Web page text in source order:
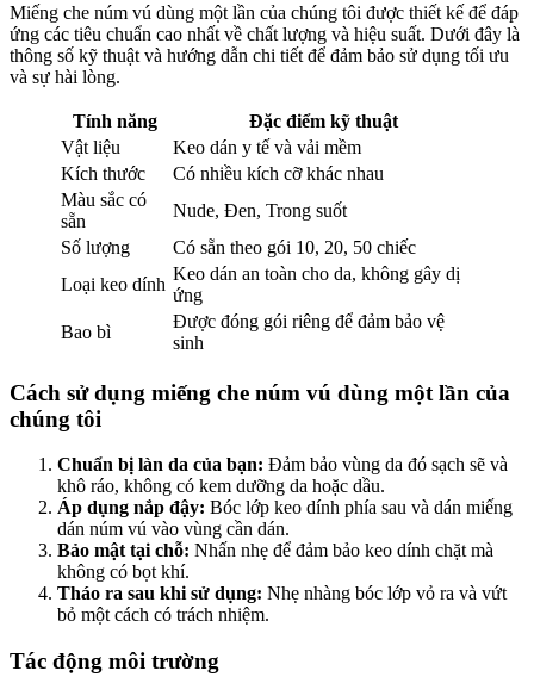
Miếng che núm vú dùng một lần của chúng tôi được thiết kế để đáp
ứng các tiêu chuẩn cao nhất về chất lượng và hiệu suất. Dưới đây là
thông số kỹ thuật và hướng dẫn chi tiết để đảm bảo sử dụng tối ưu
và sự hài lòng.
Tính năng
Đặc điểm kỹ thuật
Vật liệu
Keo dán y tế và vải mềm
Kích thước
Có nhiều kích cỡ khác nhau
Màu sắc có
sẵn
Nude, Đen, Trong suốt
Số lượng
Có sẵn theo gói 10, 20, 50 chiếc
Loại keo dính
Keo dán an toàn cho da, không gây dị
ứng
Bao bì
Được đóng gói riêng để đảm bảo vệ
sinh
Cách sử dụng miếng che núm vú dùng một lần của
chúng tôi
Chuẩn bị làn da của bạn: Đảm bảo vùng da đó sạch sẽ và
khô ráo, không có kem dưỡng da hoặc dầu.
Áp dụng nắp đậy: Bóc lớp keo dính phía sau và dán miếng
dán núm vú vào vùng cần dán.
Bảo mật tại chỗ: Nhấn nhẹ để đảm bảo keo dính chặt mà
không có bọt khí.
Tháo ra sau khi sử dụng: Nhẹ nhàng bóc lớp vỏ ra và vứt
bỏ một cách có trách nhiệm.
Tác động môi trường